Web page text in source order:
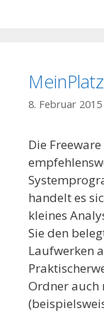
MeinPlatz
8. Februar 2015
Die
handelt es
kleines
Sie den
Laufwerken
Ordner auch